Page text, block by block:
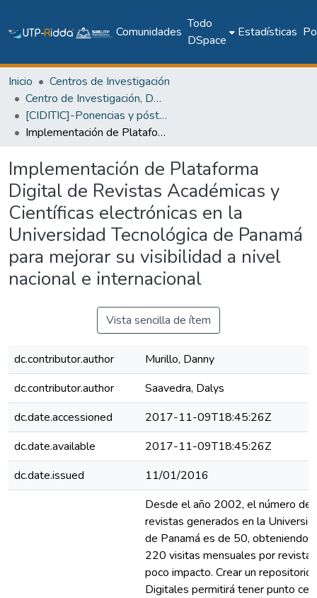
Comunidades
Todo
DSpace
Estadísticas
Inicio
Centros de Investigación
Centro de Investigación, Desarrollo e Innovación en TIC
[CIDITIC]-Ponencias y pósteres
Implementación de Plataforma Digital de Revistas Académicas y Científicas electrónicas en la Universidad Tecnológica de Panamá para mejorar su visibilidad a nivel nacional e internacional
Implementación de Plataforma
Digital de Revistas Académicas y
Científicas electrónicas en la
Universidad Tecnológica de Panamá
para mejorar su visibilidad a nivel
nacional e internacional
Vista sencilla de ítem
dc.contributor.author
Murillo, Danny
dc.contributor.author
Saavedra, Dalys
dc.date.accessioned
2017-11-09T18:45:26Z
dc.date.available
2017-11-09T18:45:26Z
dc.date.issued
11/01/2016
Desde el año 2002, el número de
revistas generados en la
de Panamá es de 50, obteniendo
220 visitas mensuales por
poco impacto. Crear un
Digitales permitirá tener punto